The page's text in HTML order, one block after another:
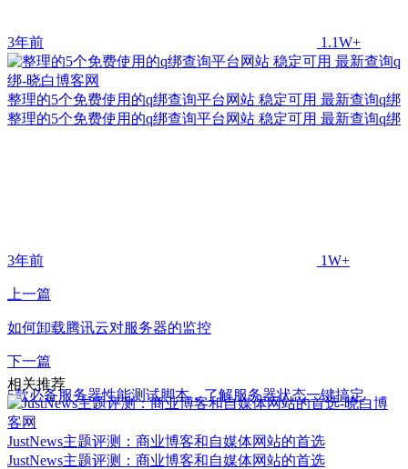
3年前 1.1W+
整理的5个免费使用的q绑查询平台网站 稳定可用 最新查询q绑
整理的5个免费使用的q绑查询平台网站 稳定可用 最新查询q绑
3年前 1W+
上一篇
如何卸载腾讯云对服务器的监控
下一篇
5款必备服务器性能测试脚本，了解服务器状态一键搞定
相关推荐
JustNews主题评测：商业博客和自媒体网站的首选
JustNews主题评测：商业博客和自媒体网站的首选